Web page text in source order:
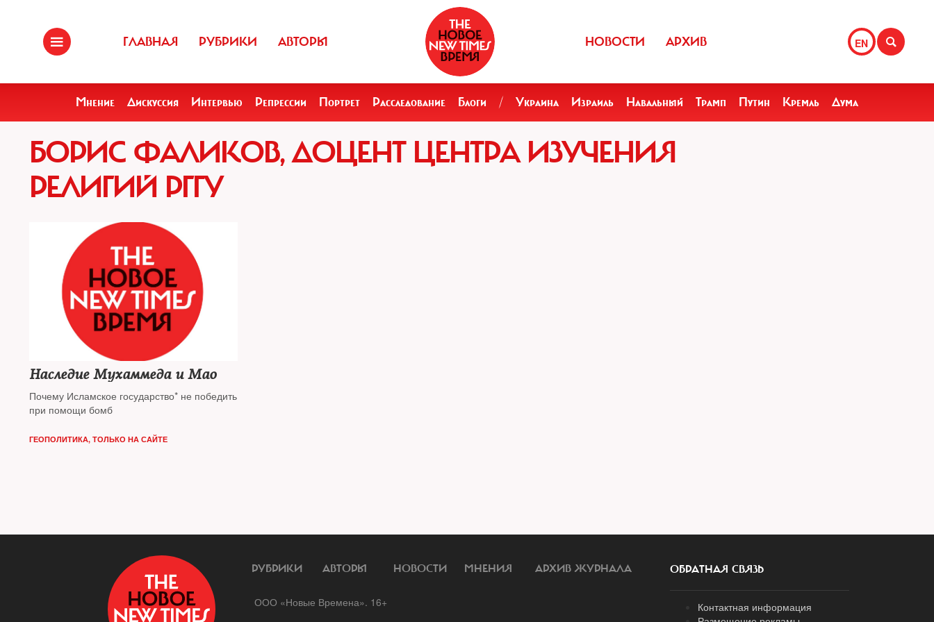
ГЛАВНАЯ РУБРИКИ АВТОРЫ EN
НОВОСТИ АРХИВ
Мнение Дискуссия Интервью Репрессии Портрет Расследование Блоги / Украина Израиль Навальный Трамп Путин Кремль Дума
БОРИС ФАЛИКОВ, ДОЦЕНТ ЦЕНТРА ИЗУЧЕНИЯ
РЕЛИГИЙ РГГУ
Наследие Мухаммеда и Мао
Почему Исламское государство* не победить
при помощи бомб
ГЕОПОЛИТИКА, ТОЛЬКО НА САЙТЕ
РУБРИКИ АВТОРЫ НОВОСТИ МНЕНИЯ АРХИВ ЖУРНАЛА
ООО «Новые Времена». 16+
ОБРАТНАЯ СВЯЗЬ
Контактная информация